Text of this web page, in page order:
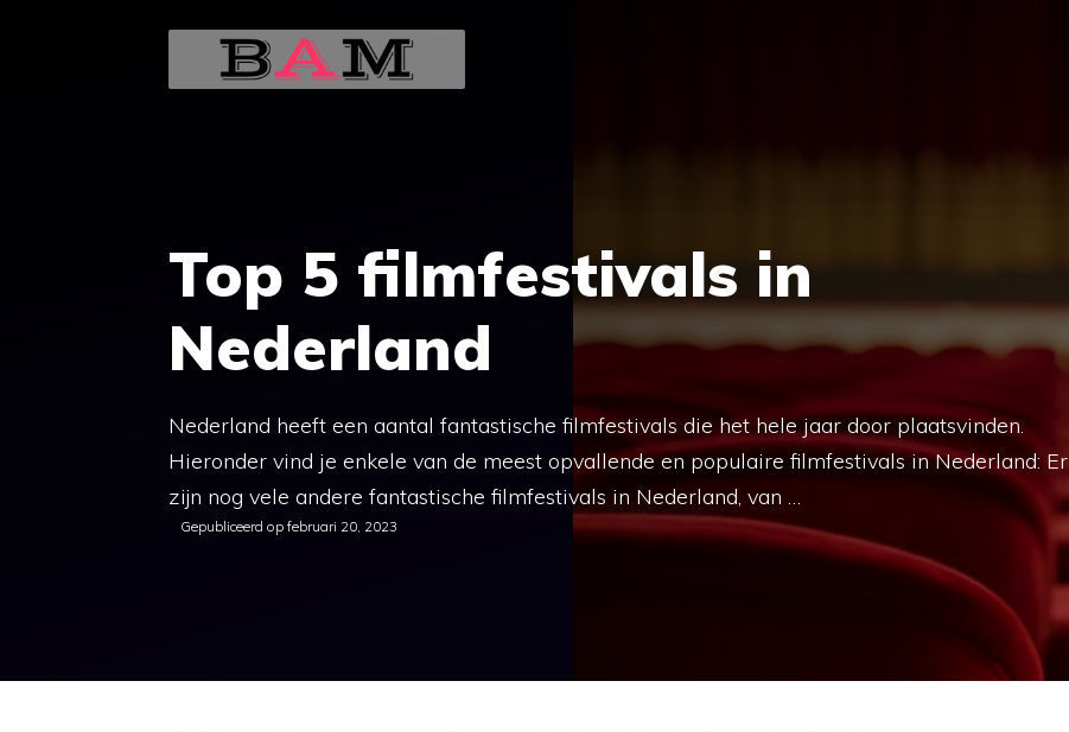
Top 5 filmfestivals in
Nederland
Nederland heeft een aantal fantastische filmfestivals die het hele jaar door plaatsvinden.
Hieronder vind je enkele van de meest opvallende en populaire filmfestivals in Nederland: Er
zijn nog vele andere fantastische filmfestivals in Nederland, van …
Gepubliceerd op februari 20, 2023